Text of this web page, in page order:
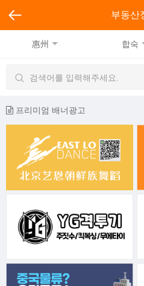
부동산
惠州 합숙
프리미엄 배너광고